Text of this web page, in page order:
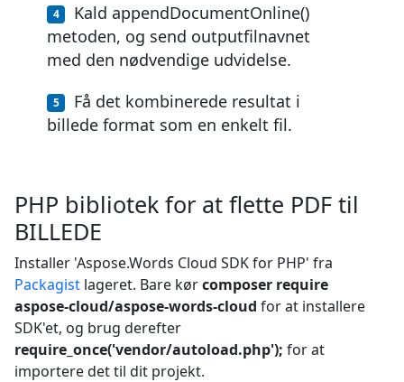
Kald appendDocumentOnline()
metoden, og send outputfilnavnet
med den nødvendige udvidelse.
Få det kombinerede resultat i
billede format som en enkelt fil.
PHP bibliotek for at flette PDF til
BILLEDE
Installer 'Aspose.Words Cloud SDK for PHP' fra
Packagist lageret. Bare kørcomposer require
aspose-cloud/aspose-words-cloud for at installere
SDK'et, og brug derefter
require_once('vendor/autoload.php'); for at
importere det til dit projekt.